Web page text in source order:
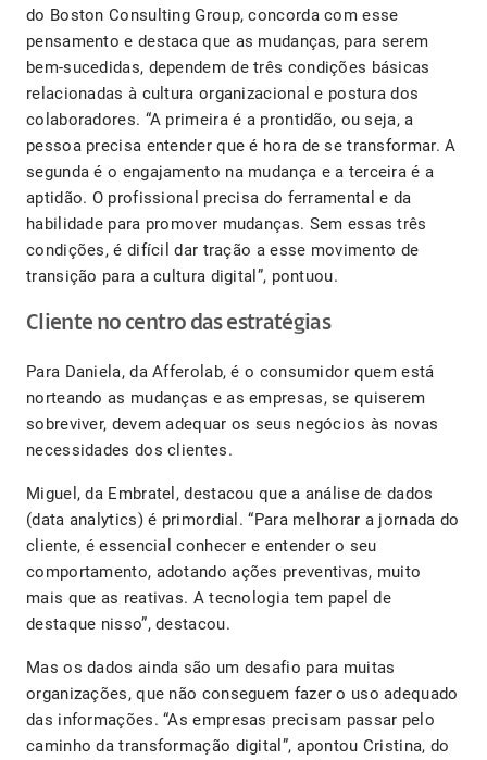
do Boston Consulting Group, concorda com esse
pensamento e destaca que as mudanças, para serem
bem-sucedidas, dependem de três condições básicas
relacionadas à cultura organizacional e postura dos
colaboradores. “A primeira é a prontidão, ou seja, a
pessoa precisa entender que é hora de se transformar. A
segunda é o engajamento na mudança e a terceira é a
aptidão. O profissional precisa do ferramental e da
habilidade para promover mudanças. Sem essas três
condições, é difícil dar tração a esse movimento de
transição para a cultura digital”, pontuou.
Cliente no centro das estratégias
Para Daniela, da Afferolab, é o consumidor quem está
norteando as mudanças e as empresas, se quiserem
sobreviver, devem adequar os seus negócios às novas
necessidades dos clientes.
Miguel, da Embratel, destacou que a análise de dados
(data analytics) é primordial. “Para melhorar a jornada do
cliente, é essencial conhecer e entender o seu
comportamento, adotando ações preventivas, muito
mais que as reativas. A tecnologia tem papel de
destaque nisso”, destacou.
Mas os dados ainda são um desafio para muitas
organizações, que não conseguem fazer o uso adequado
das informações. “As empresas precisam passar pelo
caminho da transformação digital”, apontou Cristina, do